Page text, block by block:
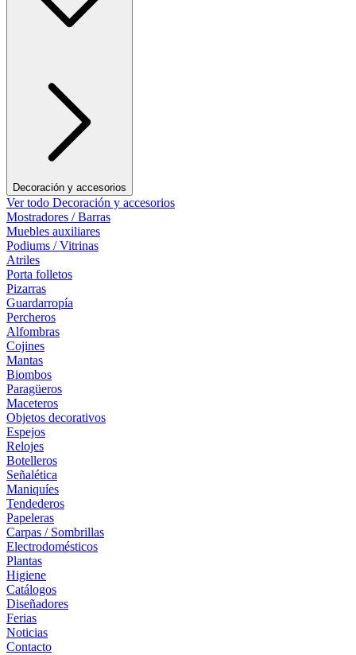
Decoración y accesorios
Ver todo Decoración y accesorios
Mostradores / Barras
Muebles auxiliares
Podiums / Vitrinas
Atriles
Porta folletos
Pizarras
Guardarropía
Percheros
Alfombras
Cojines
Mantas
Biombos
Paragüeros
Maceteros
Objetos decorativos
Espejos
Relojes
Botelleros
Señalética
Maniquíes
Tendederos
Papeleras
Carpas / Sombrillas
Electrodomésticos
Plantas
Higiene
Catálogos
Diseñadores
Ferias
Noticias
Contacto